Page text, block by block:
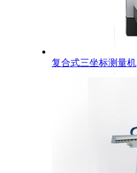
复合式三坐标测量机